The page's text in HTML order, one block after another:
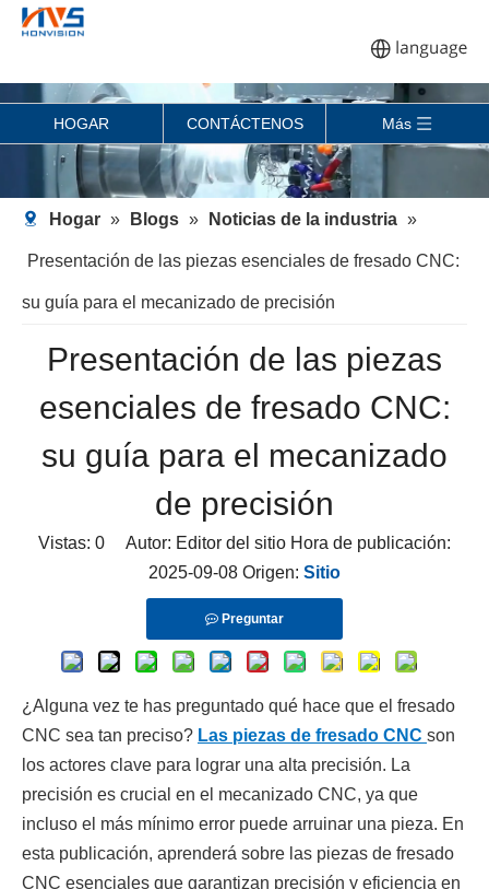
HOGAR CONTÁCTENOS Más
Hogar » Blogs » Noticias de la industria »
Presentación de las piezas esenciales de fresado CNC:
su guía para el mecanizado de precisión
Presentación de las piezas
esenciales de fresado CNC:
su guía para el mecanizado
de precisión
Vistas: 0 Autor: Editor del sitio Hora de publicación:
2025-09-08 Origen: Sitio
Preguntar
¿Alguna vez te has preguntado qué hace que el fresado
CNC sea tan preciso? Las piezas de fresado CNC son
los actores clave para lograr una alta precisión. La
precisión es crucial en el mecanizado CNC, ya que
incluso el más mínimo error puede arruinar una pieza. En
esta publicación, aprenderá sobre las piezas de fresado
CNC esenciales que garantizan precisión y eficiencia en